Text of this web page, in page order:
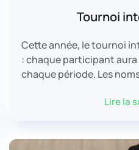
Tournoi
Cette année, le tournoi
: chaque participant aura
chaque période. Les
Lire la